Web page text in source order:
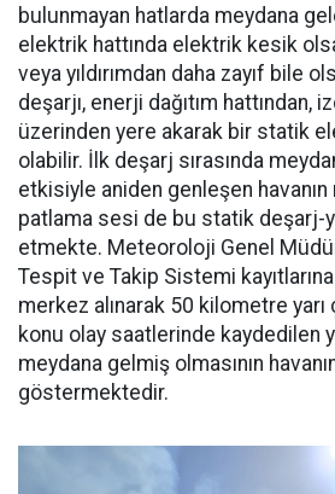
bulunmayan hatlarda meydana
elektrik hattında elektrik kesik olsa
veya yıldırımdan daha zayıf bile
deşarjı, enerji dağıtım hattından,
üzerinden yere akarak bir statik
olabilir. İlk deşarj sırasında
etkisiyle aniden genleşen
patlama sesi de bu statik deşarj-
etmekte. Meteoroloji Genel
Tespit ve Takip Sistemi
merkez alınarak 50 kilometre yarı
konu olay saatlerinde kaydedilen
meydana gelmiş olmasının
göstermektedir.